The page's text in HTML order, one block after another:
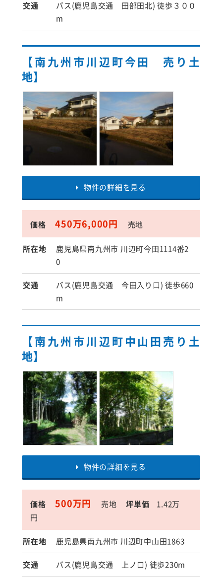
交通
バス(鹿児島交通 田部田北) 徒歩３００
m
【南九州市川辺町今田 売り土
地】
物件の詳細を見る
価格 450万6,000円 売地
所在地
鹿児島県南九州市 川辺町今田1114番2
0
交通
バス(鹿児島交通 今田入り口) 徒歩660
m
【南九州市川辺町中山田売り土
地】
物件の詳細を見る
価格 500万円 売地 坪単価
1.42万
円
所在地 鹿児島県南九州市 川辺町中山田1863
交通 バス(鹿児島交通 上ノ口) 徒歩230m